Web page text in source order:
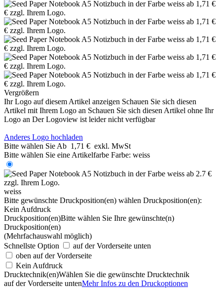
Vergrößern
Ihr Logo auf diesem Artikel anzeigen Schauen Sie sich diesen
Artikel mit Ihrem Logo an Schauen Sie sich diesen Artikel ohne Ihr
Logo an Der Logoview ist leider nicht verfügbar
Anderes Logo hochladen
Bitte wählen Sie Ab 1,71 € exkl. MwSt
Bitte wählen Sie eine Artikelfarbe Farbe: weiss
weiss
Bitte gewünschte Druckposition(en) wählen Druckposition(en):
Kein Aufdruck
Druckposition(en)Bitte wählen Sie Ihre gewünschte(n)
Druckposition(en)
(Mehrfachauswahl möglich)
Schnellste Option
auf der Vorderseite unten
oben auf der Vorderseite
Kein Aufdruck
Drucktechnik(en)Wählen Sie die gewünschte Drucktechnik
auf der Vorderseite untenMehr Infos zu den Druckoptionen